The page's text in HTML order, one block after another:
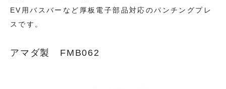
EV用バスバーなど厚板電子部品対応のパンチングプレ
スです。
アマダ製 FMB062